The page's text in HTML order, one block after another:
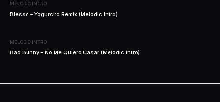
MELODIC INTRO
Blessd – Yogurcito Remix (Melodic Intro)
MELODIC INTRO
Bad Bunny – No Me Quiero Casar (Melodic Intro)